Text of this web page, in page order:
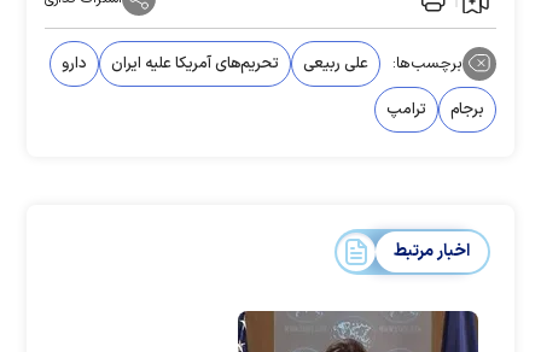
برچسب‌ها: علی ربیعی تحریم‌های آمریکا علیه ایران
دارو
برجام
ترامپ
اخبار مرتبط